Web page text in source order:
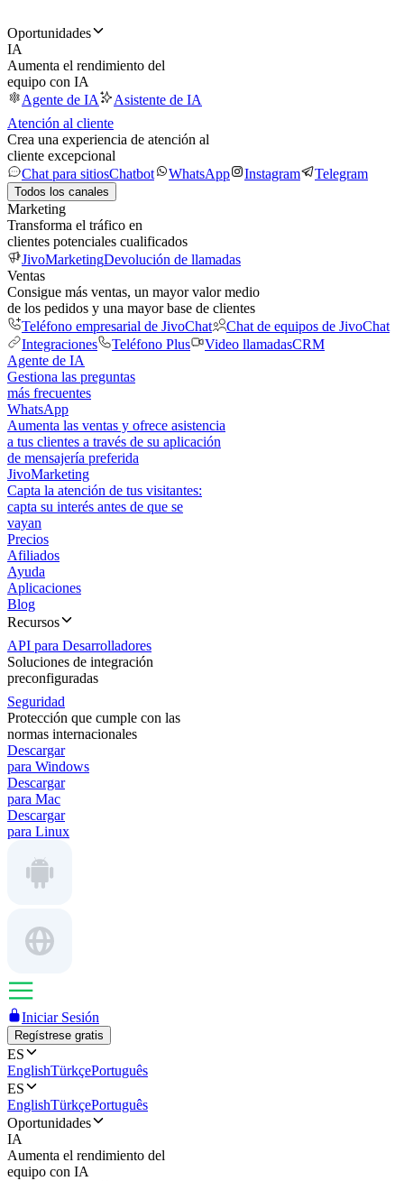
Oportunidades
IA
Aumenta el rendimiento del
equipo con IA
Agente de IA
Asistente de IA
Atención al cliente
Crea una experiencia de atención al
cliente excepcional
Chat para sitiosChatbot WhatsApp Instagram Telegram
Todos los canales
Marketing
Transforma el tráfico en
clientes potenciales cualificados
JivoMarketingDevolución de llamadas
Ventas
Consigue más ventas, un mayor valor medio
de los pedidos y una mayor base de clientes
Teléfono empresarial de JivoChat
Chat de equipos de JivoChat
Integraciones
Teléfono Plus Video llamadasCRM
Agente de IA
Gestiona las preguntas
más frecuentes
WhatsApp
Aumenta las ventas y ofrece asistencia
a tus clientes a través de su aplicación
de mensajería preferida
JivoMarketing
Capta la atención de tus visitantes:
capta su interés antes de que se
vayan
Precios
Afiliados
Ayuda
Aplicaciones
Blog
Recursos
API para Desarrolladores
Soluciones de integración
preconfiguradas
Seguridad
Protección que cumple con las
normas internacionales
Descargar
para Windows
Descargar
para Mac
Descargar
para Linux
Iniciar Sesión
Regístrese gratis
ES
EnglishTürkçePortuguês
ES
EnglishTürkçePortuguês
Oportunidades
IA
Aumenta el rendimiento del
equipo con IA